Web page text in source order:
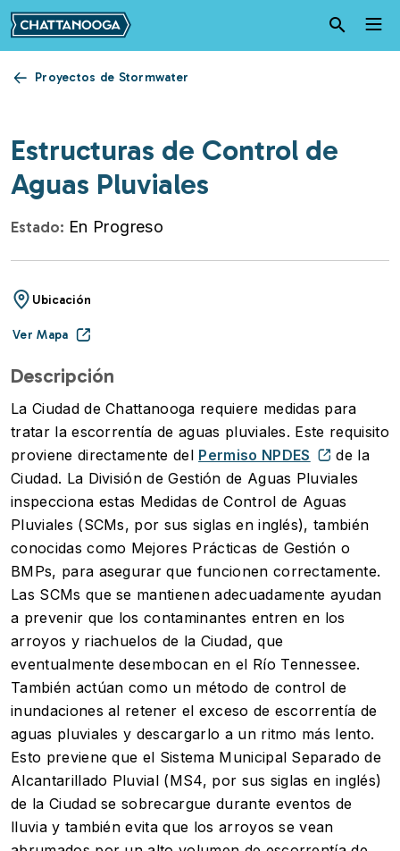
Pasar al contenido principal
Proyectos de Stormwater
Estructuras de Control de
Aguas Pluviales
Estado: En Progreso
Ubicación
Ver Mapa
Descripción
La Ciudad de Chattanooga requiere medidas para
tratar la escorrentía de aguas pluviales. Este requisito
proviene directamente del Permiso NPDES
de la
Ciudad. La División de Gestión de Aguas Pluviales
inspecciona estas Medidas de Control de Aguas
Pluviales (SCMs, por sus siglas en inglés), también
conocidas como Mejores Prácticas de Gestión o
BMPs, para asegurar que funcionen correctamente.
Las SCMs que se mantienen adecuadamente ayudan
a prevenir que los contaminantes entren en los
arroyos y riachuelos de la Ciudad, que
eventualmente desembocan en el Río Tennessee.
También actúan como un método de control de
inundaciones al retener el exceso de escorrentía de
aguas pluviales y descargarlo a un ritmo más lento.
Esto previene que el Sistema Municipal Separado de
Alcantarillado Pluvial (MS4, por sus siglas en inglés)
de la Ciudad se sobrecargue durante eventos de
lluvia y también evita que los arroyos se vean